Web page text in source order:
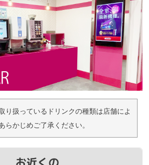
り扱っているドリンクの種類は店舗によ
らかじめご了承ください。